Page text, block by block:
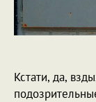
Кстати, да,